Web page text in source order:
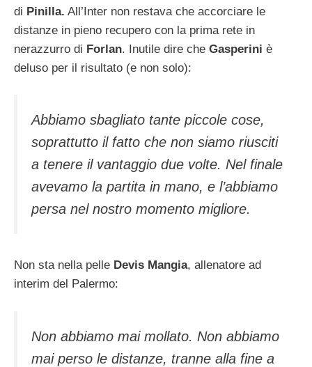
di Pinilla. All’Inter non restava che accorciare le
distanze in pieno recupero con la prima rete in
nerazzurro di Forlan. Inutile dire che Gasperini è
deluso per il risultato (e non solo):
Abbiamo sbagliato tante piccole cose,
soprattutto il fatto che non siamo riusciti
a tenere il vantaggio due volte. Nel finale
avevamo la partita in mano, e l’abbiamo
persa nel nostro momento migliore.
Non sta nella pelle Devis Mangia, allenatore ad
interim del Palermo:
Non abbiamo mai mollato. Non abbiamo
mai perso le distanze, tranne alla fine a